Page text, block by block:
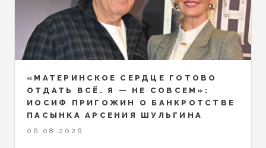
«МАТЕРИНСКОЕ СЕРДЦЕ ГОТОВО
ОТДАТЬ ВСЁ. Я — НЕ СОВСЕМ»:
ИОСИФ ПРИГОЖИН О БАНКРОТСТВЕ
ПАСЫНКА АРСЕНИЯ ШУЛЬГИНА
06.08.2026